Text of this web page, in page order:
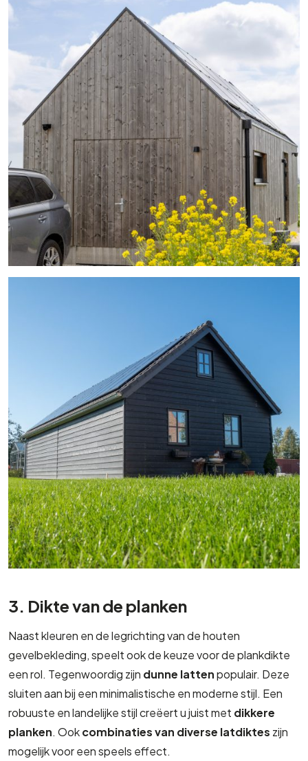
3. Dikte van de planken
Naast kleuren en de legrichting van de houten
gevelbekleding, speelt ook de keuze voor de plankdikte
een rol. Tegenwoordig zijn dunne lattenpopulair. Deze
sluiten aan bij een minimalistische en moderne stijl. Een
robuuste en landelijke stijl creëert u juist met dikkere
planken. Ookcombinaties van diverse latdiktes zijn
mogelijk voor een speels effect.